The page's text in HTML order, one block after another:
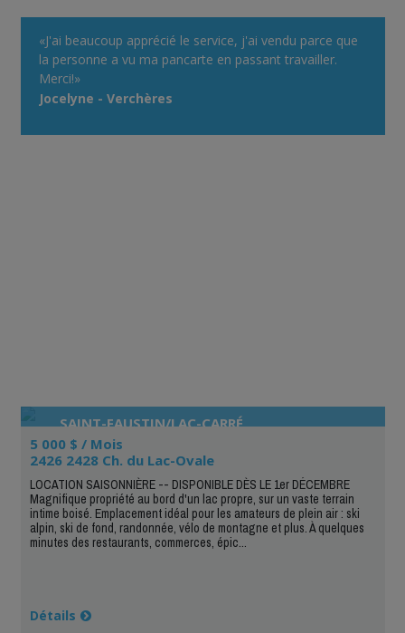
«J'ai beaucoup apprécié le service, j'ai vendu parce que
la personne a vu ma pancarte en passant travailler.
Merci!»
Jocelyne - Verchères
SAINT-FAUSTIN/LAC-CARRÉ
5 000 $ / Mois
2426 2428 Ch. du Lac-Ovale
LOCATION SAISONNIÈRE -- DISPONIBLE DÈS LE 1er DÉCEMBRE
Magnifique propriété au bord d'un lac propre, sur un vaste terrain
intime boisé. Emplacement idéal pour les amateurs de plein air : ski
alpin, ski de fond, randonnée, vélo de montagne et plus. À quelques
minutes des restaurants, commerces, épic...
Détails